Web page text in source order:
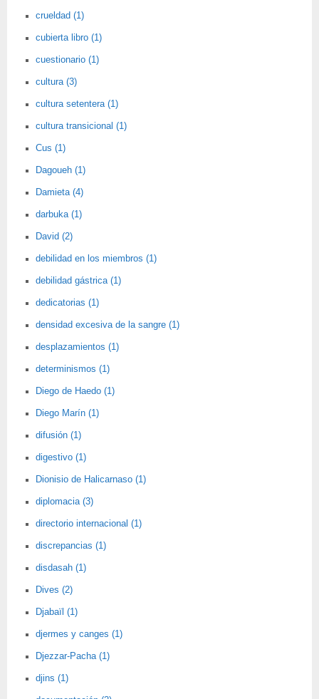
crueldad (1)
cubierta libro (1)
cuestionario (1)
cultura (3)
cultura setentera (1)
cultura transicional (1)
Cus (1)
Dagoueh (1)
Damieta (4)
darbuka (1)
David (2)
debilidad en los miembros (1)
debilidad gástrica (1)
dedicatorias (1)
densidad excesiva de la sangre (1)
desplazamientos (1)
determinismos (1)
Diego de Haedo (1)
Diego Marín (1)
difusión (1)
digestivo (1)
Dionisio de Halicarnaso (1)
diplomacia (3)
directorio internacional (1)
discrepancias (1)
disdasah (1)
Dives (2)
Djabaïl (1)
djermes y canges (1)
Djezzar-Pacha (1)
djins (1)